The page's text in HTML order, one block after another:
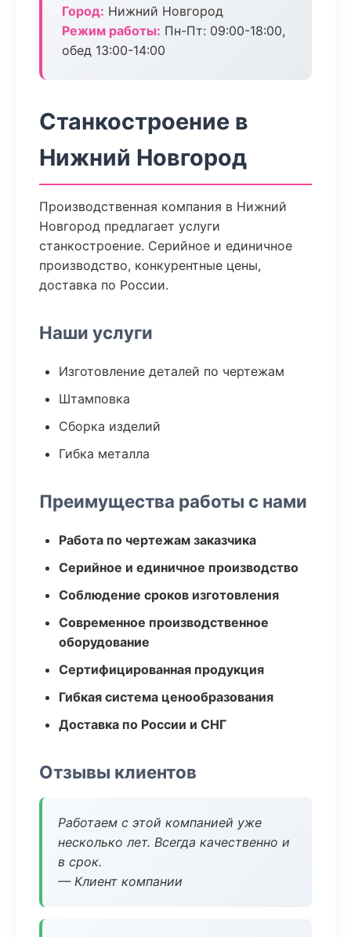
Город: Нижний Новгород
Режим работы: Пн-Пт: 09:00-18:00,
обед 13:00-14:00
Станкостроение в
Нижний Новгород
Производственная компания в Нижний
Новгород предлагает услуги
станкостроение. Серийное и единичное
производство, конкурентные цены,
доставка по России.
Наши услуги
Изготовление деталей по чертежам
Штамповка
Сборка изделий
Гибка металла
Преимущества работы с нами
Работа по чертежам заказчика
Серийное и единичное производство
Соблюдение сроков изготовления
Современное производственное
оборудование
Сертифицированная продукция
Гибкая система ценообразования
Доставка по России и СНГ
Отзывы клиентов
Работаем с этой компанией уже
несколько лет. Всегда качественно и
в срок.
— Клиент компании